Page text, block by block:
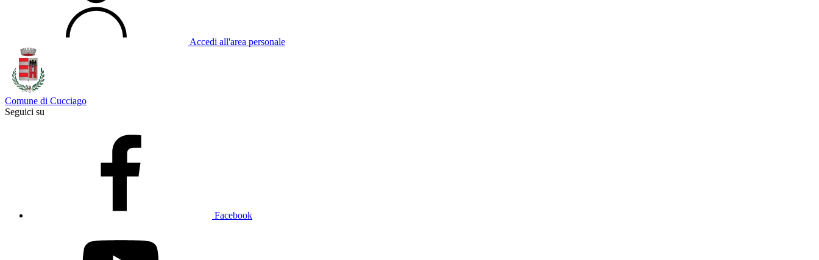
Accedi all'area personale
Comune di Cucciago
Seguici su
Facebook